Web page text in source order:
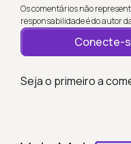
Os comentários não
responsabilidade é do autor
Conecte-
Seja o primeiro a